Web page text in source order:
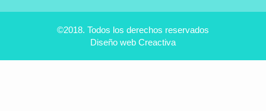
dentista
©2018. Todos los derechos reservados
Diseño web Creactiva